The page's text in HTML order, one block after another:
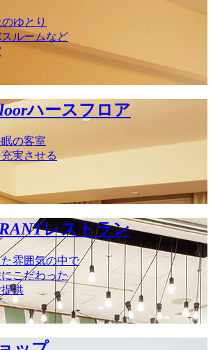
ゆとり
ルームなど
ハースフロア
の客室
実させる
レストラン
雰囲気の中で
こだわった
供